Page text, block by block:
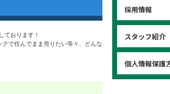
ております！
で住んでまま売りたい等々、どんな
採用情報
スタッフ紹介
個人情報保護